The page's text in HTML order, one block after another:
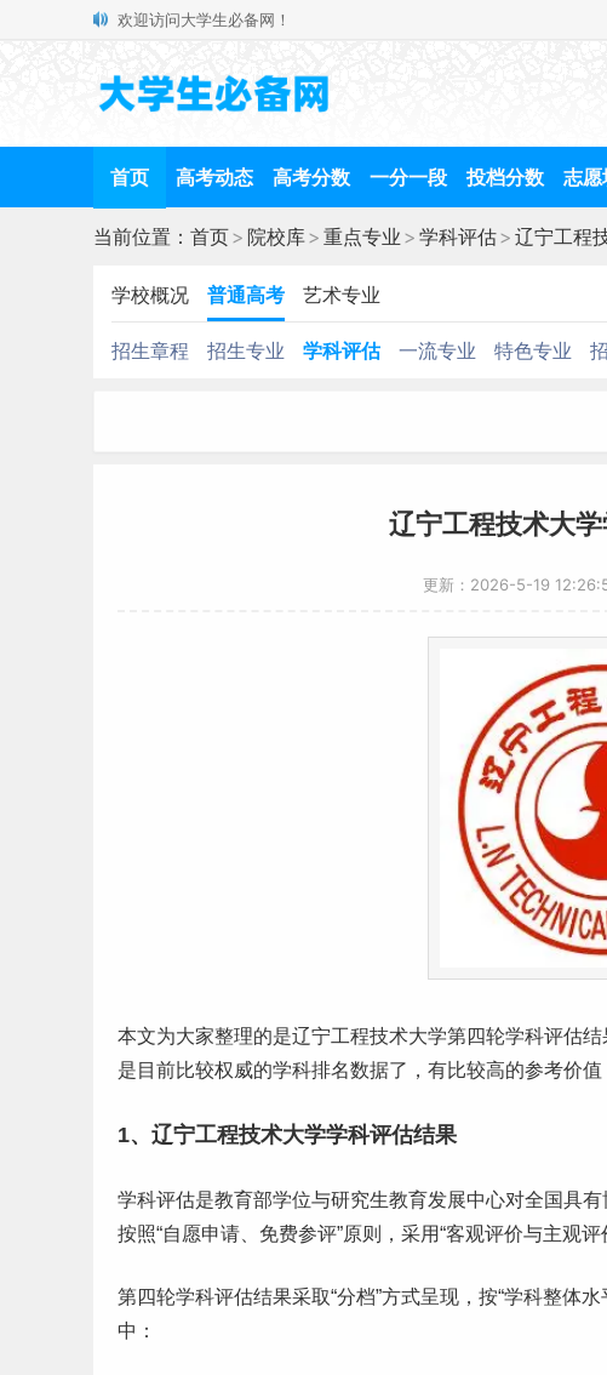
欢迎访问大学生必备网！
首页 高考动态 高考分数 一分一段 投档分数 志愿
当前位置： 首页> 院校库> 重点专业 > 学科评估> 辽宁工程
学校概况 普通高考 艺术专业
招生章程 招生专业 学科评估 一流专业 特色专业
辽宁工程技术大
更新：2026-5-19
本文为大家整理的是辽宁工程技术大学第四轮学科评估
是目前比较权威的学科排名数据了，有比较高的参考价值
1、辽宁工程技术大学学科评估结果
学科评估是教育部学位与研究生教育发展中心对全国具
按照“自愿申请、免费参评”原则，采用“客观评价与主观评
第四轮学科评估结果采取“分档”方式呈现，按“学科整体
中：